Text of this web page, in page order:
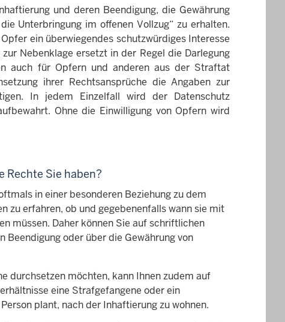
und deren Beendigung, die Gewährung
Unterbringung im offenen Vollzug“ zu erhalten.
ein überwiegendes schutzwürdiges Interesse
Nebenklage ersetzt in der Regel die Darlegung
auch für Opfern und anderen aus der Straftat
ihrer Rechtsansprüche die Angaben zur
In jedem Einzelfall wird der Datenschutz
Ohne die Einwilligung von Opfern wird
Rechte Sie haben?
in einer besonderen Beziehung zu dem
zu erfahren, ob und gegebenenfalls wann sie mit
müssen. Daher können Sie auf schriftlichen
oder über die Gewährung von
durchsetzen möchten, kann Ihnen zudem auf
eine Strafgefangene oder ein
plant, nach der Inhaftierung zu wohnen.